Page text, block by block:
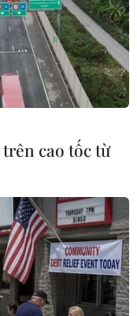
cuộc tấn công
cao tốc từ